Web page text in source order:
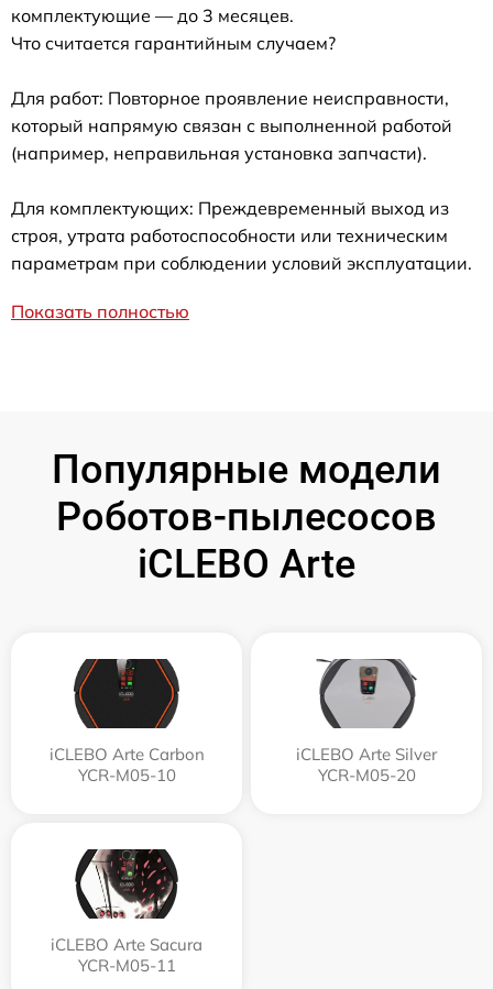
комплектующие — до 3 месяцев.
Что считается гарантийным случаем?
Для работ: Повторное проявление неисправности,
который напрямую связан с выполненной работой
(например, неправильная установка запчасти).
Для комплектующих: Преждевременный выход из
строя, утрата работоспособности или техническим
параметрам при соблюдении условий эксплуатации.
Показать полностью
Популярные модели
Роботов-пылесосов
iCLEBO Arte
iCLEBO Arte Carbon
YCR-M05-10
iCLEBO Arte Silver
YCR-M05-20
iCLEBO Arte Sacura
YCR-M05-11